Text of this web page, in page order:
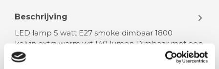
Beschrijving
LED lamp 5 watt E27 smoke dimbaar 1800
kelvin extra warm wit 140 lumen Dimbaar met een
LED wanddimmer Is vergelijkbaar met…